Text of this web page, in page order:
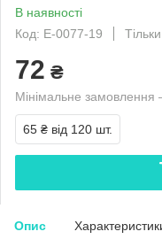
В наявності
Код: E-0077-19
72 ₴
Мінімальне замовлення
65 ₴ від 120 шт.
Опис